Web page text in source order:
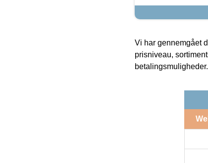
Vi har gennemgået
prisniveau,
betalingsmuligheder.